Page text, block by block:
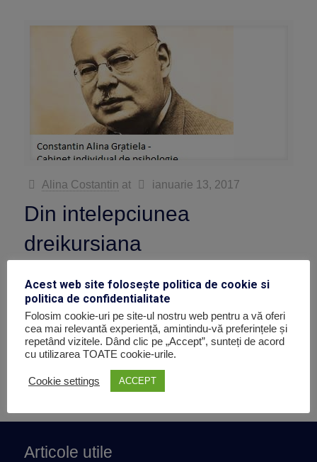
Alina Costantin at ianuarie 13, 2017
Din intelepciunea
dreikursiana
Despre emotii, despre relatii, despre copii, despre
parinti, despre competitie si cooperare, despre noi,
despre cate putin din toate, intr-o colectie a 235 citate
ale lui […]
Articole utile
Acest web site folosește politica de cookie si
politica de confidentialitate
Folosim cookie-uri pe site-ul nostru web pentru a vă oferi
cea mai relevantă experiență, amintindu-vă preferințele și
repetând vizitele. Dând clic pe „Accept”, sunteți de acord
cu utilizarea TOATE cookie-urile.
Cookie settings ACCEPT